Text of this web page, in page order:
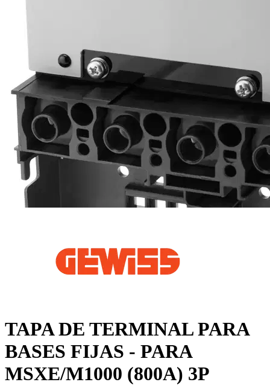
TAPA DE TERMINAL PARA
BASES FIJAS - PARA
MSXE/M1000 (800A) 3P